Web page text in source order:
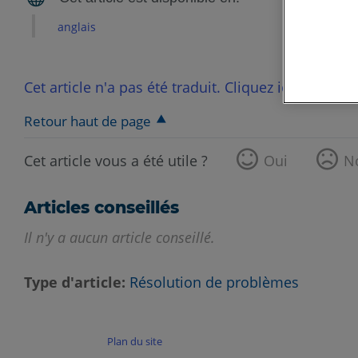
anglais
Cet article n'a pas été traduit. Cliquez ici pour
Retour haut de page
Cet article vous a été utile ? Oui
Articles conseillés
Il n'y a aucun article conseillé.
Type d'article Résolution de problèmes
Plan du site